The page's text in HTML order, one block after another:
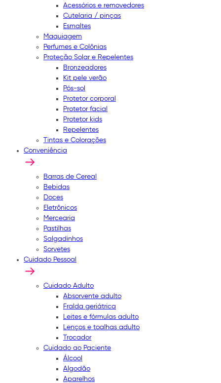
Acessórios e removedores
Cutelaria / pinças
Esmaltes
Maquiagem
Perfumes e Colônias
Proteção Solar e Repelentes
Bronzeadores
Kit pele verão
Pós-sol
Protetor corporal
Protetor facial
Protetor kids
Repelentes
Tintas e Colorações
Conveniência
Barras de Cereal
Bebidas
Doces
Eletrônicos
Mercearia
Pastilhas
Salgadinhos
Sorvetes
Cuidado Pessoal
Cuidado Adulto
Absorvente adulto
Fralda geriátrica
Leites e fórmulas adulto
Lenços e toalhas adulto
Trocador
Cuidado ao Paciente
Álcool
Algodão
Aparelhos